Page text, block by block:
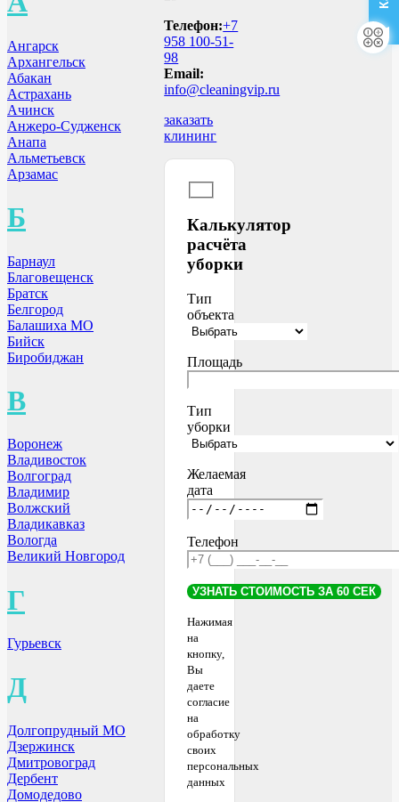
Ангарск
Архангельск
Абакан
Астрахань
Ачинск
Анжеро-Судженск
Анапа
Альметьевск
Арзамас
Б
Барнаул
Благовещенск
Братск
Белгород
Балашиха МО
Бийск
Биробиджан
В
Воронеж
Владивосток
Волгоград
Владимир
Волжский
Владикавказ
Вологда
Великий Новгород
Г
Гурьевск
Д
Долгопрудный МО
Дзержинск
Дмитровоград
Дербент
Домодедово
Телефон:+7
958 100-51-
98
Email:
info@cleaningvip.ru
заказать
клининг
Калькулятор
расчёта
уборки
Тип
объекта
Площадь
Тип
уборки
Желаемая
дата
Телефон
Нажимая
на
кнопку,
Вы
даете
согласие
на
обработку
своих
персональных
данных